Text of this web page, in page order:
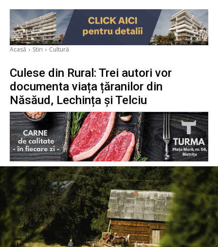
Acasă Stiri Cultură
Culese din Rural: Trei autori vor
documenta viața țăranilor din
Năsăud, Lechința și Telciu